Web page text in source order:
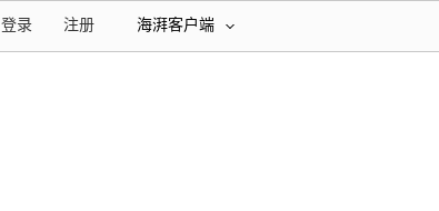
海湃客户端
注册
登录